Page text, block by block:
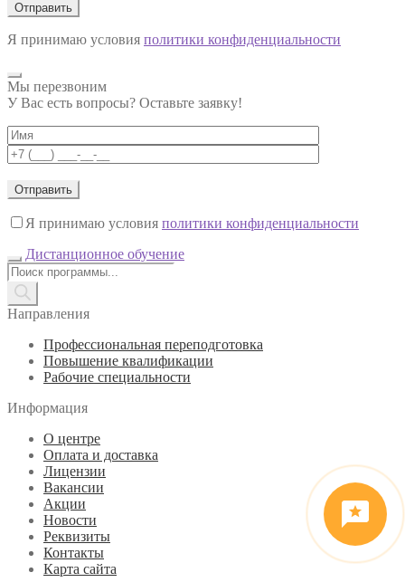
Я принимаю условия политики конфиденциальности
Мы перезвоним
У Вас есть вопросы? Оставьте заявку!
Я принимаю условия политики конфиденциальности
Дистанционное обучение
Поиск
товаров
Направления
Профессиональная переподготовка
Повышение квалификации
Рабочие специальности
Информация
О центре
Оплата и доставка
Лицензии
Вакансии
Акции
Новости
Реквизиты
Контакты
Карта сайта